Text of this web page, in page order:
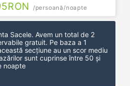
RON /persoană/noapte
Sacele. Avem un total de 2
gratuit. Pe baza a 1
secțiune au un scor mediu
sunt cuprinse între 50 și
noapte